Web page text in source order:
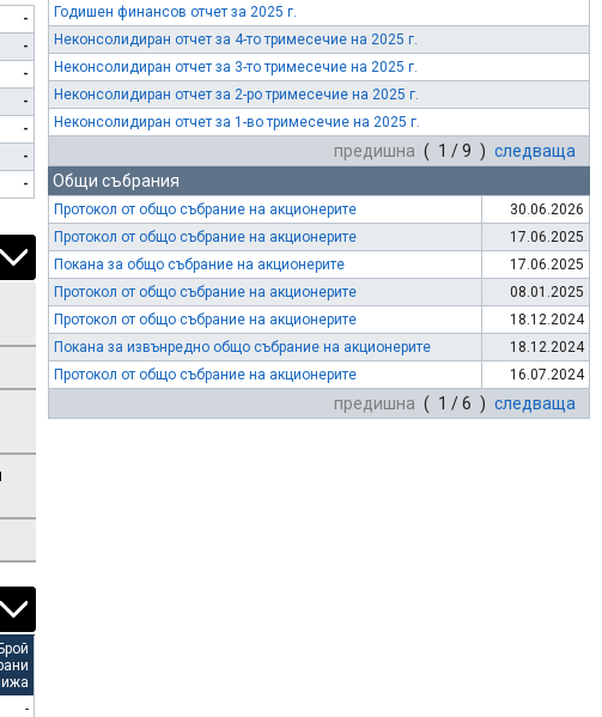
-
-
-
-
-
-
-
Брой
-
Годишен финансов отчет за 2025 г.
Неконсолидиран отчет за 4-то тримесечие на 2025 г.
Неконсолидиран отчет за 3-то тримесечие на 2025 г.
Неконсолидиран отчет за 2-ро тримесечие на 2025 г.
Неконсолидиран отчет за 1-во тримесечие на 2025 г.
предишна ( 1 / 9 ) следваща
Общи събрания
Протокол от общо събрание на акционерите
30.06.2026
Протокол от общо събрание на акционерите
17.06.2025
Покана за общо събрание на акционерите
17.06.2025
Протокол от общо събрание на акционерите
08.01.2025
Протокол от общо събрание на акционерите
18.12.2024
Покана за извънредно общо събрание на акционерите
18.12.2024
Протокол от общо събрание на акционерите
16.07.2024
предишна ( 1 / 6 ) следваща